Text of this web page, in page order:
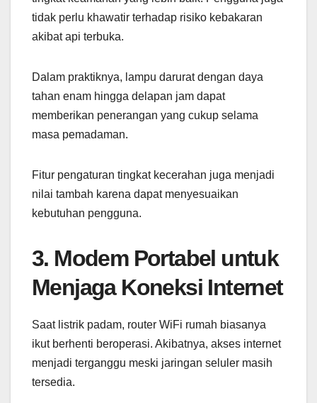
tidak perlu khawatir terhadap risiko kebakaran
akibat api terbuka.
Dalam praktiknya, lampu darurat dengan daya
tahan enam hingga delapan jam dapat
memberikan penerangan yang cukup selama
masa pemadaman.
Fitur pengaturan tingkat kecerahan juga menjadi
nilai tambah karena dapat menyesuaikan
kebutuhan pengguna.
3. Modem Portabel untuk
Menjaga Koneksi Internet
Saat listrik padam, router WiFi rumah biasanya
ikut berhenti beroperasi. Akibatnya, akses internet
menjadi terganggu meski jaringan seluler masih
tersedia.